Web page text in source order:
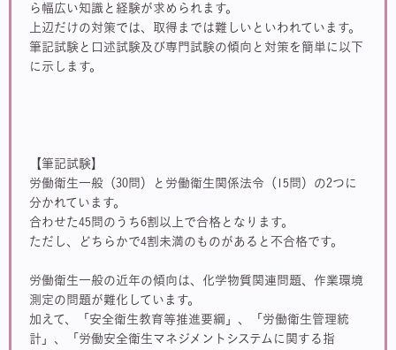
ら幅広い知識と経験が求められます。
上辺だけの対策では、取得までは難しいといわれています。
筆記試験と口述試験及び専門試験の傾向と対策を簡単に以下
に示します。
【筆記試験】
労働衛生一般（30問）と労働衛生関係法令（15問）の2つに
分かれています。
合わせた45問のうち6割以上で合格となります。
ただし、どちらかで4割未満のものがあると不合格です。
労働衛生一般の近年の傾向は、化学物質関連問題、作業環境
測定の問題が難化しています。
加えて、「安全衛生教育等推進要綱」、「労働衛生管理統
計」、「労働安全衛生マネジメントシステムに関する指